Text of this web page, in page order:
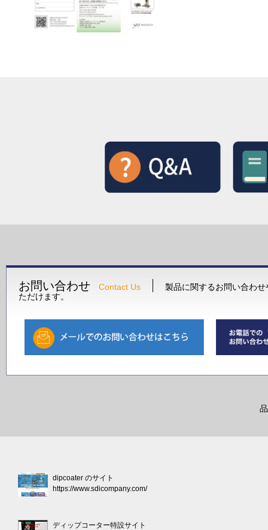
お問い合わせ Contact Us
製品に関するお問い合わ
ただけます。
dipcoater のサイト
https://www.sdicompany.com/
ディップコーター特設サイト